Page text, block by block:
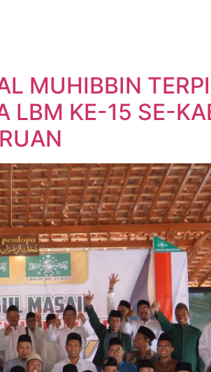
MUHIBBIN
LBM KE-15 SE-